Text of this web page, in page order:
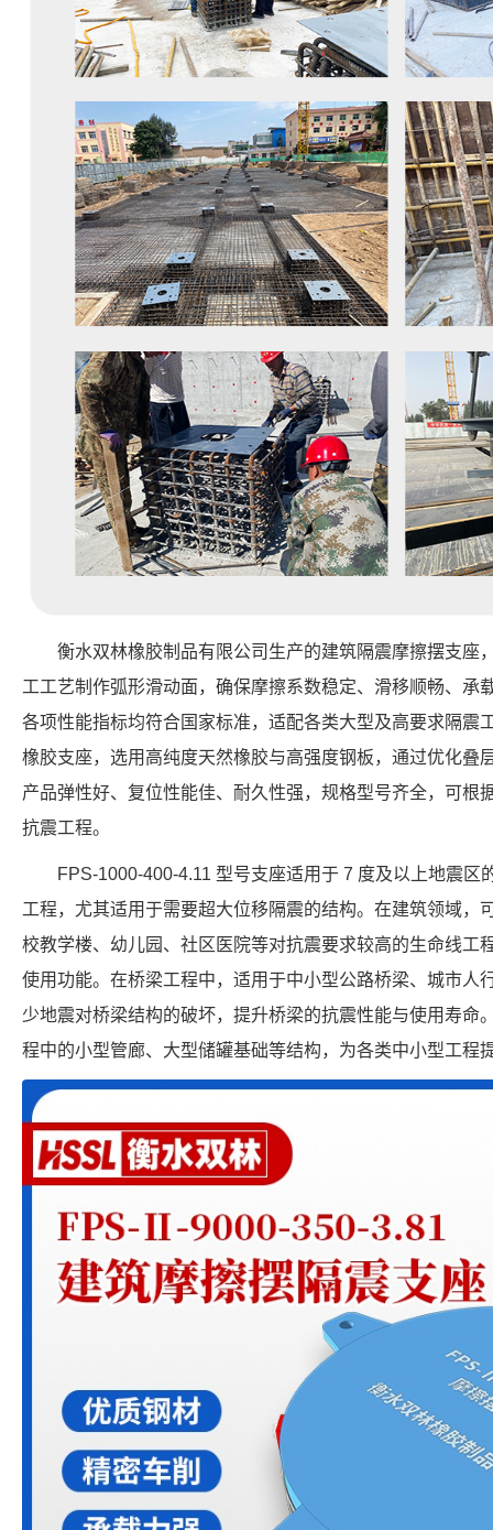
衡水双林橡胶制品有限公司生产的建筑隔震摩擦摆支座
工工艺制作弧形滑动面，确保摩擦系数稳定、滑移顺畅、承
各项性能指标均符合国家标准，适配各类大型及高要求隔震
橡胶支座，选用高纯度天然橡胶与高强度钢板，通过优化叠
产品弹性好、复位性能佳、耐久性强，规格型号齐全，可根
抗震工程。
FPS-1000-400-4.11 型号支座适用于 7 度及以上地震区
工程，尤其适用于需要超大位移隔震的结构。在建筑领域，
校教学楼、幼儿园、社区医院等对抗震要求较高的生命线工
使用功能。在桥梁工程中，适用于中小型公路桥梁、城市人
少地震对桥梁结构的破坏，提升桥梁的抗震性能与使用寿命
程中的小型管廊、大型储罐基础等结构，为各类中小型工程